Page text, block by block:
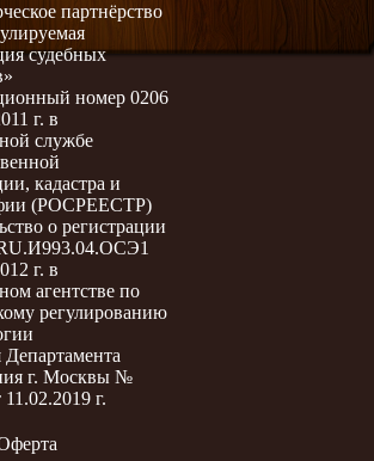
партнёрство
судебных
номер 0206
г. в
службе
кадастра и
(РОСРЕЕСТР)
о регистрации
г. в
агентстве по
регулированию
г. Москвы №
г.